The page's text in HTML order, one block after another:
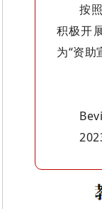
按
积极开
为“资